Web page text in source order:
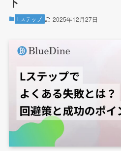
Lステップ 2025年12月27日